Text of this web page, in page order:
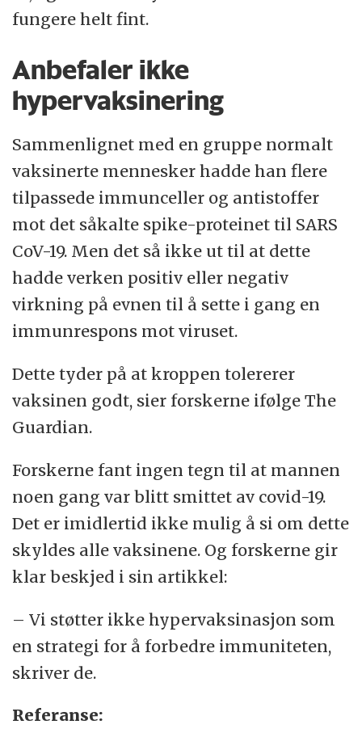
fungere helt fint.
Anbefaler ikke
hypervaksinering
Sammenlignet med en gruppe normalt
vaksinerte mennesker hadde han flere
tilpassede immunceller og antistoffer
mot det såkalte spike-proteinet til SARS
CoV-19. Men det så ikke ut til at dette
hadde verken positiv eller negativ
virkning på evnen til å sette i gang en
immunrespons mot viruset.
Dette tyder på at kroppen tolererer
vaksinen godt, sier forskerne ifølge The
Guardian.
Forskerne fant ingen tegn til at mannen
noen gang var blitt smittet av covid-19.
Det er imidlertid ikke mulig å si om dette
skyldes alle vaksinene. Og forskerne gir
klar beskjed i sin artikkel:
– Vi støtter ikke hypervaksinasjon som
en strategi for å forbedre immuniteten,
skriver de.
Referanse: